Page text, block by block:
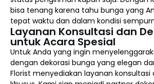
bisa tenang karena tahu bunga yang
tepat waktu dan dalam kondisi
Layanan Konsultasi dan
untuk Acara Spesial
Untuk Anda yang ingin
dengan dekorasi bunga yang elegan
Florist menyediakan layanan konsultasi